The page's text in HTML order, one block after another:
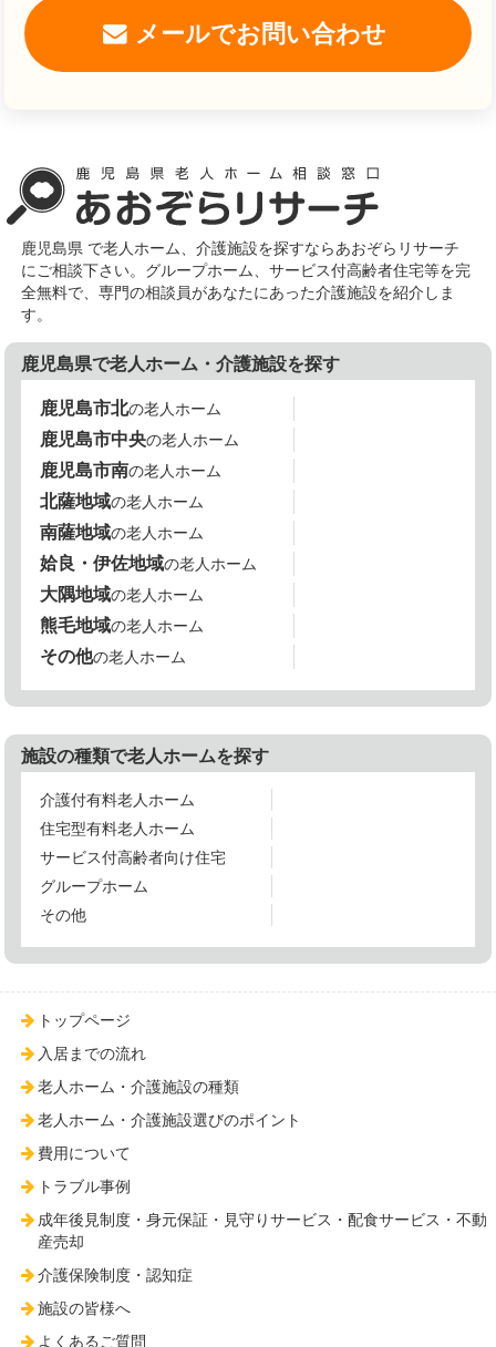
メールでお問い合わせ
鹿児島県 で老人ホーム、介護施設を探すならあおぞらリサーチ
にご相談下さい。グループホーム、サービス付高齢者住宅等を完
全無料で、専門の相談員があなたにあった介護施設を紹介しま
す。
鹿児島県で老人ホーム・介護施設を探す
鹿児島市北の老人ホーム
鹿児島市中央の老人ホーム
鹿児島市南の老人ホーム
北薩地域の老人ホーム
南薩地域の老人ホーム
姶良・伊佐地域の老人ホーム
大隅地域の老人ホーム
熊毛地域の老人ホーム
その他の老人ホーム
施設の種類で老人ホームを探す
介護付有料老人ホーム
住宅型有料老人ホーム
サービス付高齢者向け住宅
グループホーム
その他
トップページ
入居までの流れ
老人ホーム・介護施設の種類
老人ホーム・介護施設選びのポイント
費用について
トラブル事例
成年後見制度・身元保証・見守りサービス・配食サービス・不動
産売却
介護保険制度・認知症
施設の皆様へ
よくあるご質問